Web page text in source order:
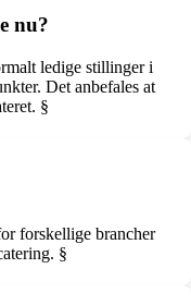
nu?
ledige stillinger i
Det anbefales at
§
forskellige brancher
§